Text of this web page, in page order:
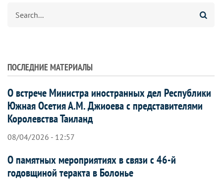
ПОСЛЕДНИЕ МАТЕРИАЛЫ
О встрече Министра иностранных дел Республики
Южная Осетия А.М. Джиоева с представителями
Королевства Таиланд
08/04/2026 - 12:57
О памятных мероприятиях в связи с 46-й
годовщиной теракта в Болонье